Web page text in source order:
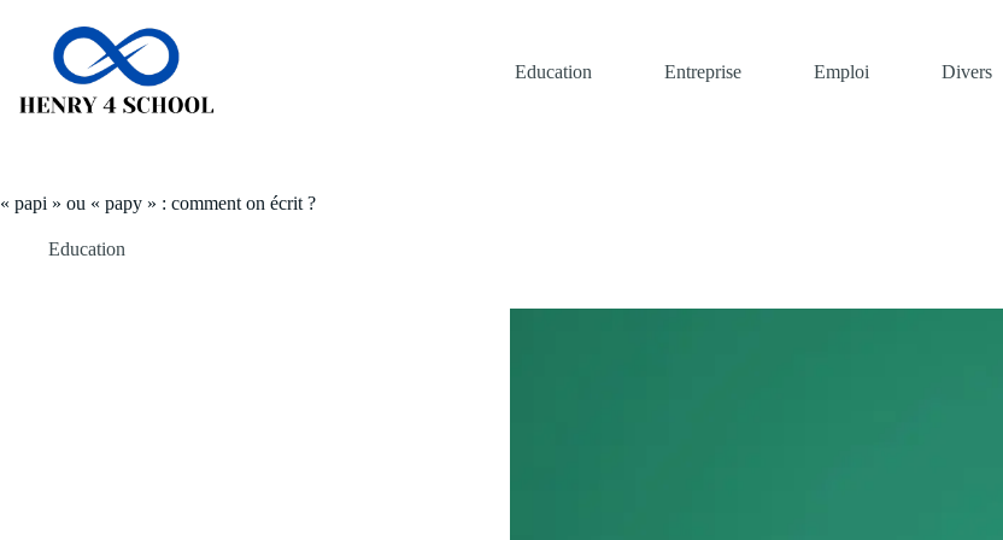
contenu
Education
Entreprise Emploi Divers
« papi » ou « papy » : comment on écrit ?
Education